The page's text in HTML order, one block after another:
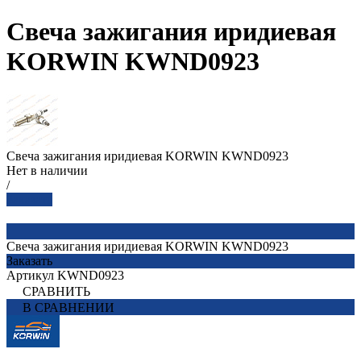
Свеча зажигания иридиевая
KORWIN KWND0923
Свеча зажигания иридиевая KORWIN KWND0923
Нет в наличии
/
Свеча зажигания иридиевая KORWIN KWND0923
Заказать
Артикул KWND0923
СРАВНИТЬ
В СРАВНЕНИИ